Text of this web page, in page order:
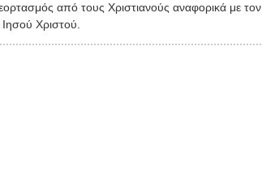
από τους Χριστιανούς αναφορικά με τον
Χριστού.